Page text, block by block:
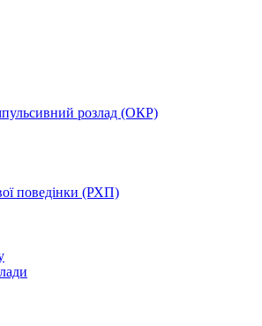
розлад (ОКР)
поведінки (РХП)